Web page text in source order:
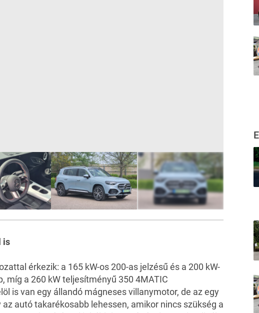
is
érkezik: a 165 kW-os 200-as jelzésű és a 200 kW-
míg a 260 kW teljesítményű 350 4MATIC
is van egy állandó mágneses villanymotor, de az egy
autó takarékosabb lehessen, amikor nincs szükség a